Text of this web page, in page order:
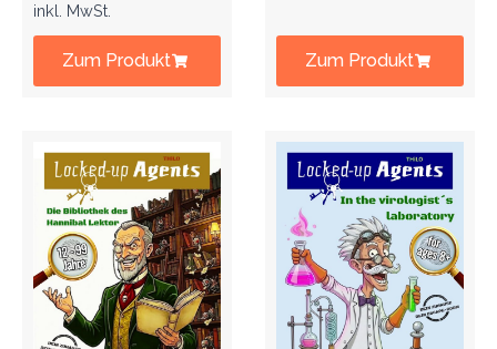
inkl. MwSt.
Zum Produkt Zum Produkt